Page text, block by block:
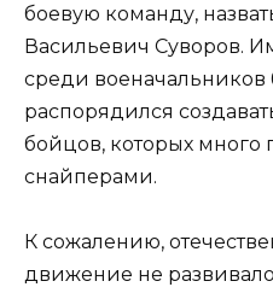
боевую команду,
Васильевич Суворов.
среди военачальников
распорядился
бойцов, которых много
снайперами.
К сожалению,
движение не